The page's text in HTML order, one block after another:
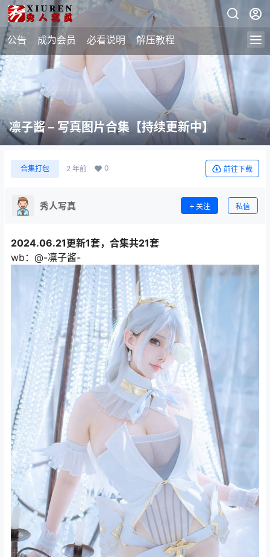
公告 成为会员 必看说明 解压教程
凛子酱 – 写真图片合集【持续更新中】
合集打包 2 年前 0 前往下载
秀人写真 关注 私信
2024.06.21更新1套，合集共21套
wb：@-凛子酱-